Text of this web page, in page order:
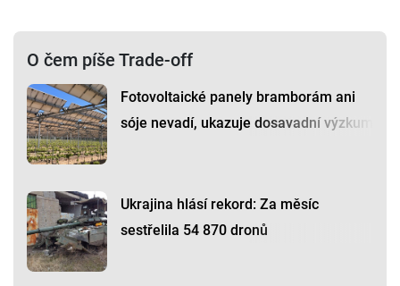
O čem píše Trade-off
Fotovoltaické panely bramborám ani
sóje nevadí, ukazuje dosavadní výzkum
Ukrajina hlásí rekord: Za měsíc
sestřelila 54 870 dronů